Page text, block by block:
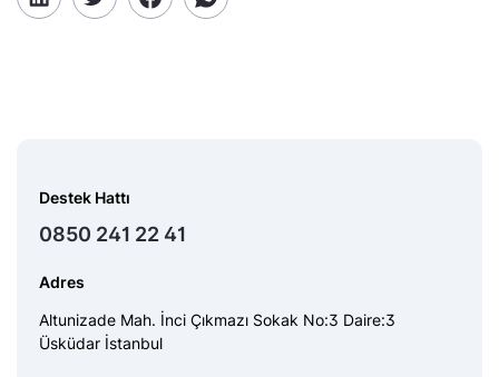
Destek Hattı
0850 241 22 41
Adres
Altunizade Mah. İnci Çıkmazı Sokak No:3 Daire:3
Üsküdar İstanbul